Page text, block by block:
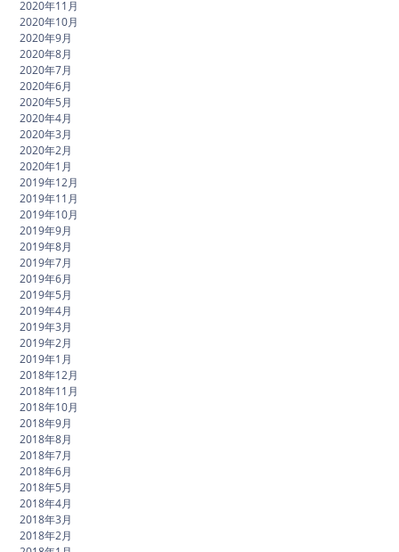
2020年11月
2020年10月
2020年9月
2020年8月
2020年7月
2020年6月
2020年5月
2020年4月
2020年3月
2020年2月
2020年1月
2019年12月
2019年11月
2019年10月
2019年9月
2019年8月
2019年7月
2019年6月
2019年5月
2019年4月
2019年3月
2019年2月
2019年1月
2018年12月
2018年11月
2018年10月
2018年9月
2018年8月
2018年7月
2018年6月
2018年5月
2018年4月
2018年3月
2018年2月